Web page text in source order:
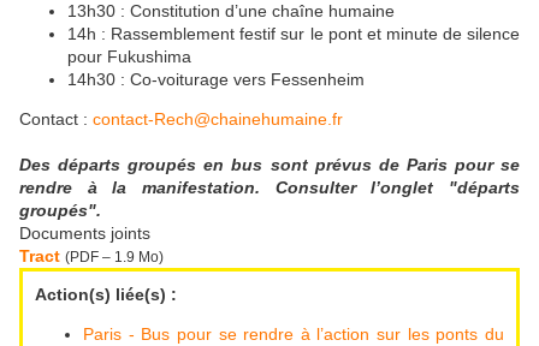
13h30 : Constitution d’une chaîne humaine
14h : Rassemblement festif sur le pont et minute de silence
pour Fukushima
14h30 : Co-voiturage vers Fessenheim
Contact : contact-Rech@chainehumaine.fr
Des départs groupés en bus sont prévus de Paris pour se
rendre à la manifestation. Consulter l’onglet "départs
groupés".
Documents joints
Tract (PDF – 1.9 Mo)
Action(s) liée(s) :
Paris - Bus pour se rendre à l’action sur les ponts du